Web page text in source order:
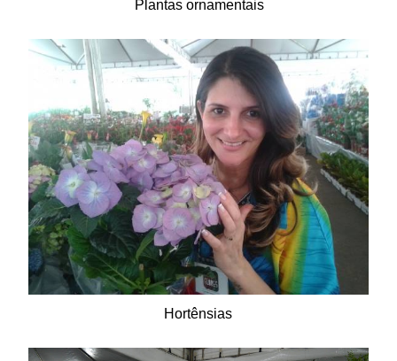
Plantas ornamentais
Hortênsias